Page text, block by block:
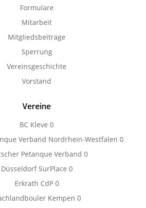
Formulare
Mitarbeit
Mitgliedsbeiträge
Sperrung
Vereinsgeschichte
Vorstand
Vereine
BC Kleve 0
Verband Nordrhein-Westfalen 0
Petanque Verband 0
Düsseldorf SurPlace 0
Erkrath CdP0
Kempen 0